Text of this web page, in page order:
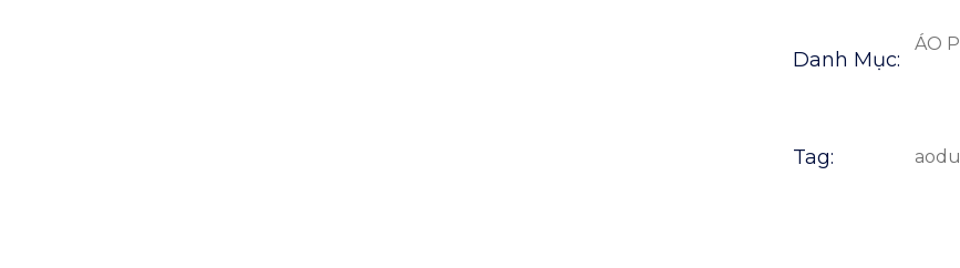
Danh Mục:
ÁO
Tag: